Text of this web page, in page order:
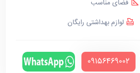
فضای مناسب
لوازم بهداشتی رایگان
‪09156469002‬